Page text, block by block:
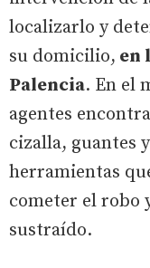
localizarlo y
su domicilio, en
Palencia. En el
agentes
cizalla, guantes
herramientas
cometer el robo
sustraído.